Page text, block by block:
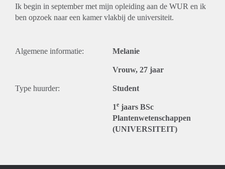
Ik begin in september met mijn opleiding aan de WUR en ik
ben opzoek naar een kamer vlakbij de universiteit.
Algemene informatie: Melanie
Vrouw, 27 jaar
Type huurder: Student
1e jaars BSc
Plantenwetenschappen
(UNIVERSITEIT)